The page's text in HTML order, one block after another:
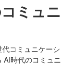
ミュ
代コミュニケー
AI時代のコミュ